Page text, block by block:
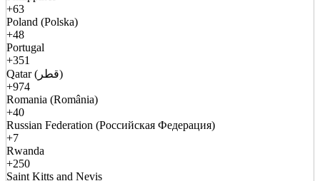
+63
Poland (Polska)
+48
Portugal
+351
Qatar (قطر)
+974
Romania (România)
+40
Russian Federation (Российская Федерация)
+7
Rwanda
+250
Saint Kitts and Nevis